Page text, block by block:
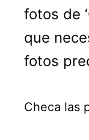
fotos de
que
fotos
Checa las